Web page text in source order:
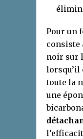
Pour un
consiste
noir sur
lorsqu’il
toute la
une